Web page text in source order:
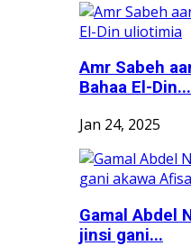
Amr Sabeh
Bahaa El-Din...
Jan 24, 2025
Gamal Abdel
jinsi gani...